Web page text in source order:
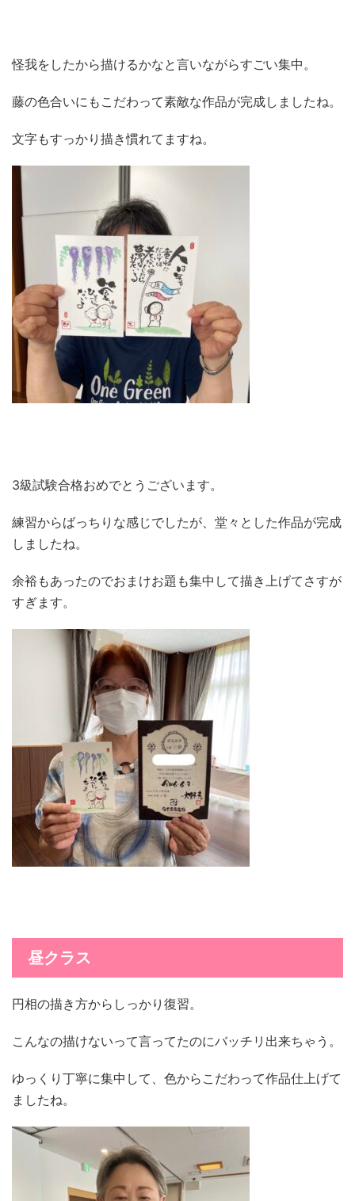
怪我をしたから描けるかなと言いながらすごい集中。
藤の色合いにもこだわって素敵な作品が完成しましたね。
文字もすっかり描き慣れてますね。
3級試験合格おめでとうございます。
練習からばっちりな感じでしたが、堂々とした作品が完成
しましたね。
余裕もあったのでおまけお題も集中して描き上げてさすが
すぎます。
昼クラス
円相の描き方からしっかり復習。
こんなの描けないって言ってたのにバッチリ出来ちゃう。
ゆっくり丁寧に集中して、色からこだわって作品仕上げて
ましたね。